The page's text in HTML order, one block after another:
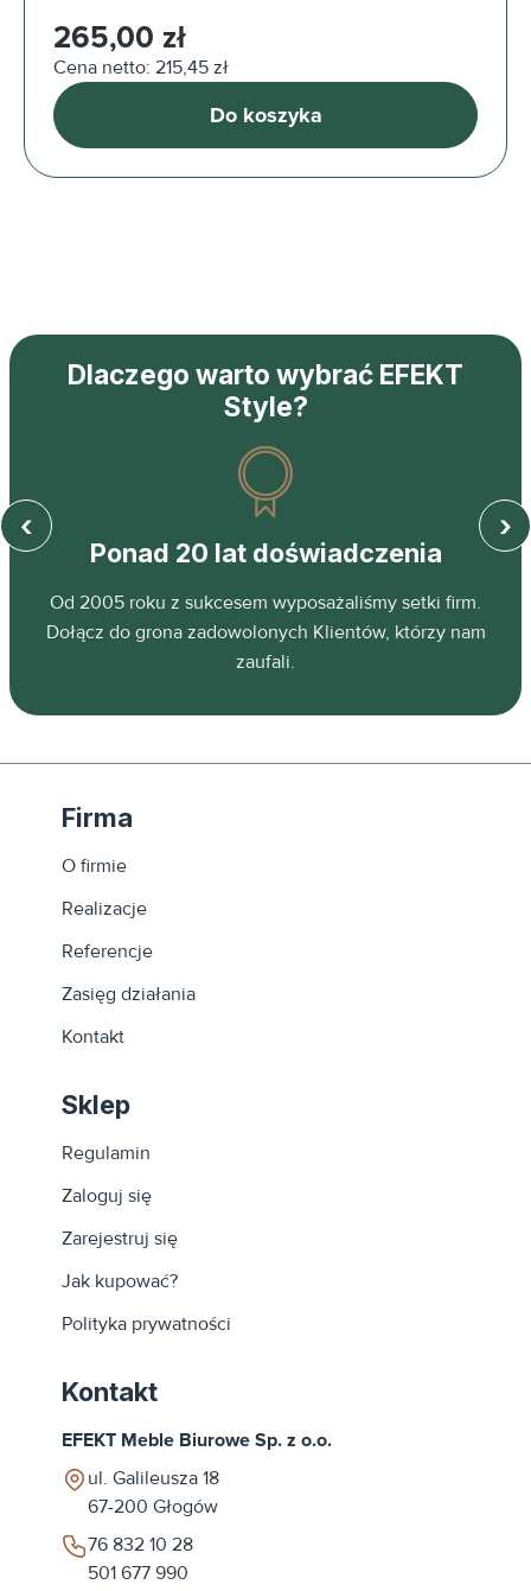
Cena regularna:
265,00 zł
Cena netto: 215,45 zł
Do koszyka
Dlaczego warto wybrać EFEKT
Style?
Ponad 20 lat doświadczenia
Od 2005 roku z sukcesem wyposażaliśmy setki firm.
Dołącz do grona zadowolonych Klientów, którzy nam
zaufali.
‹ ›
Firma
O firmie
Realizacje
Referencje
Zasięg działania
Kontakt
Sklep
Regulamin
Zaloguj się
Zarejestruj się
Jak kupować?
Polityka prywatności
Kontakt
EFEKT Meble Biurowe Sp. z o.o.
ul. Galileusza 18
67-200 Głogów
76 832 10 28
501 677 990